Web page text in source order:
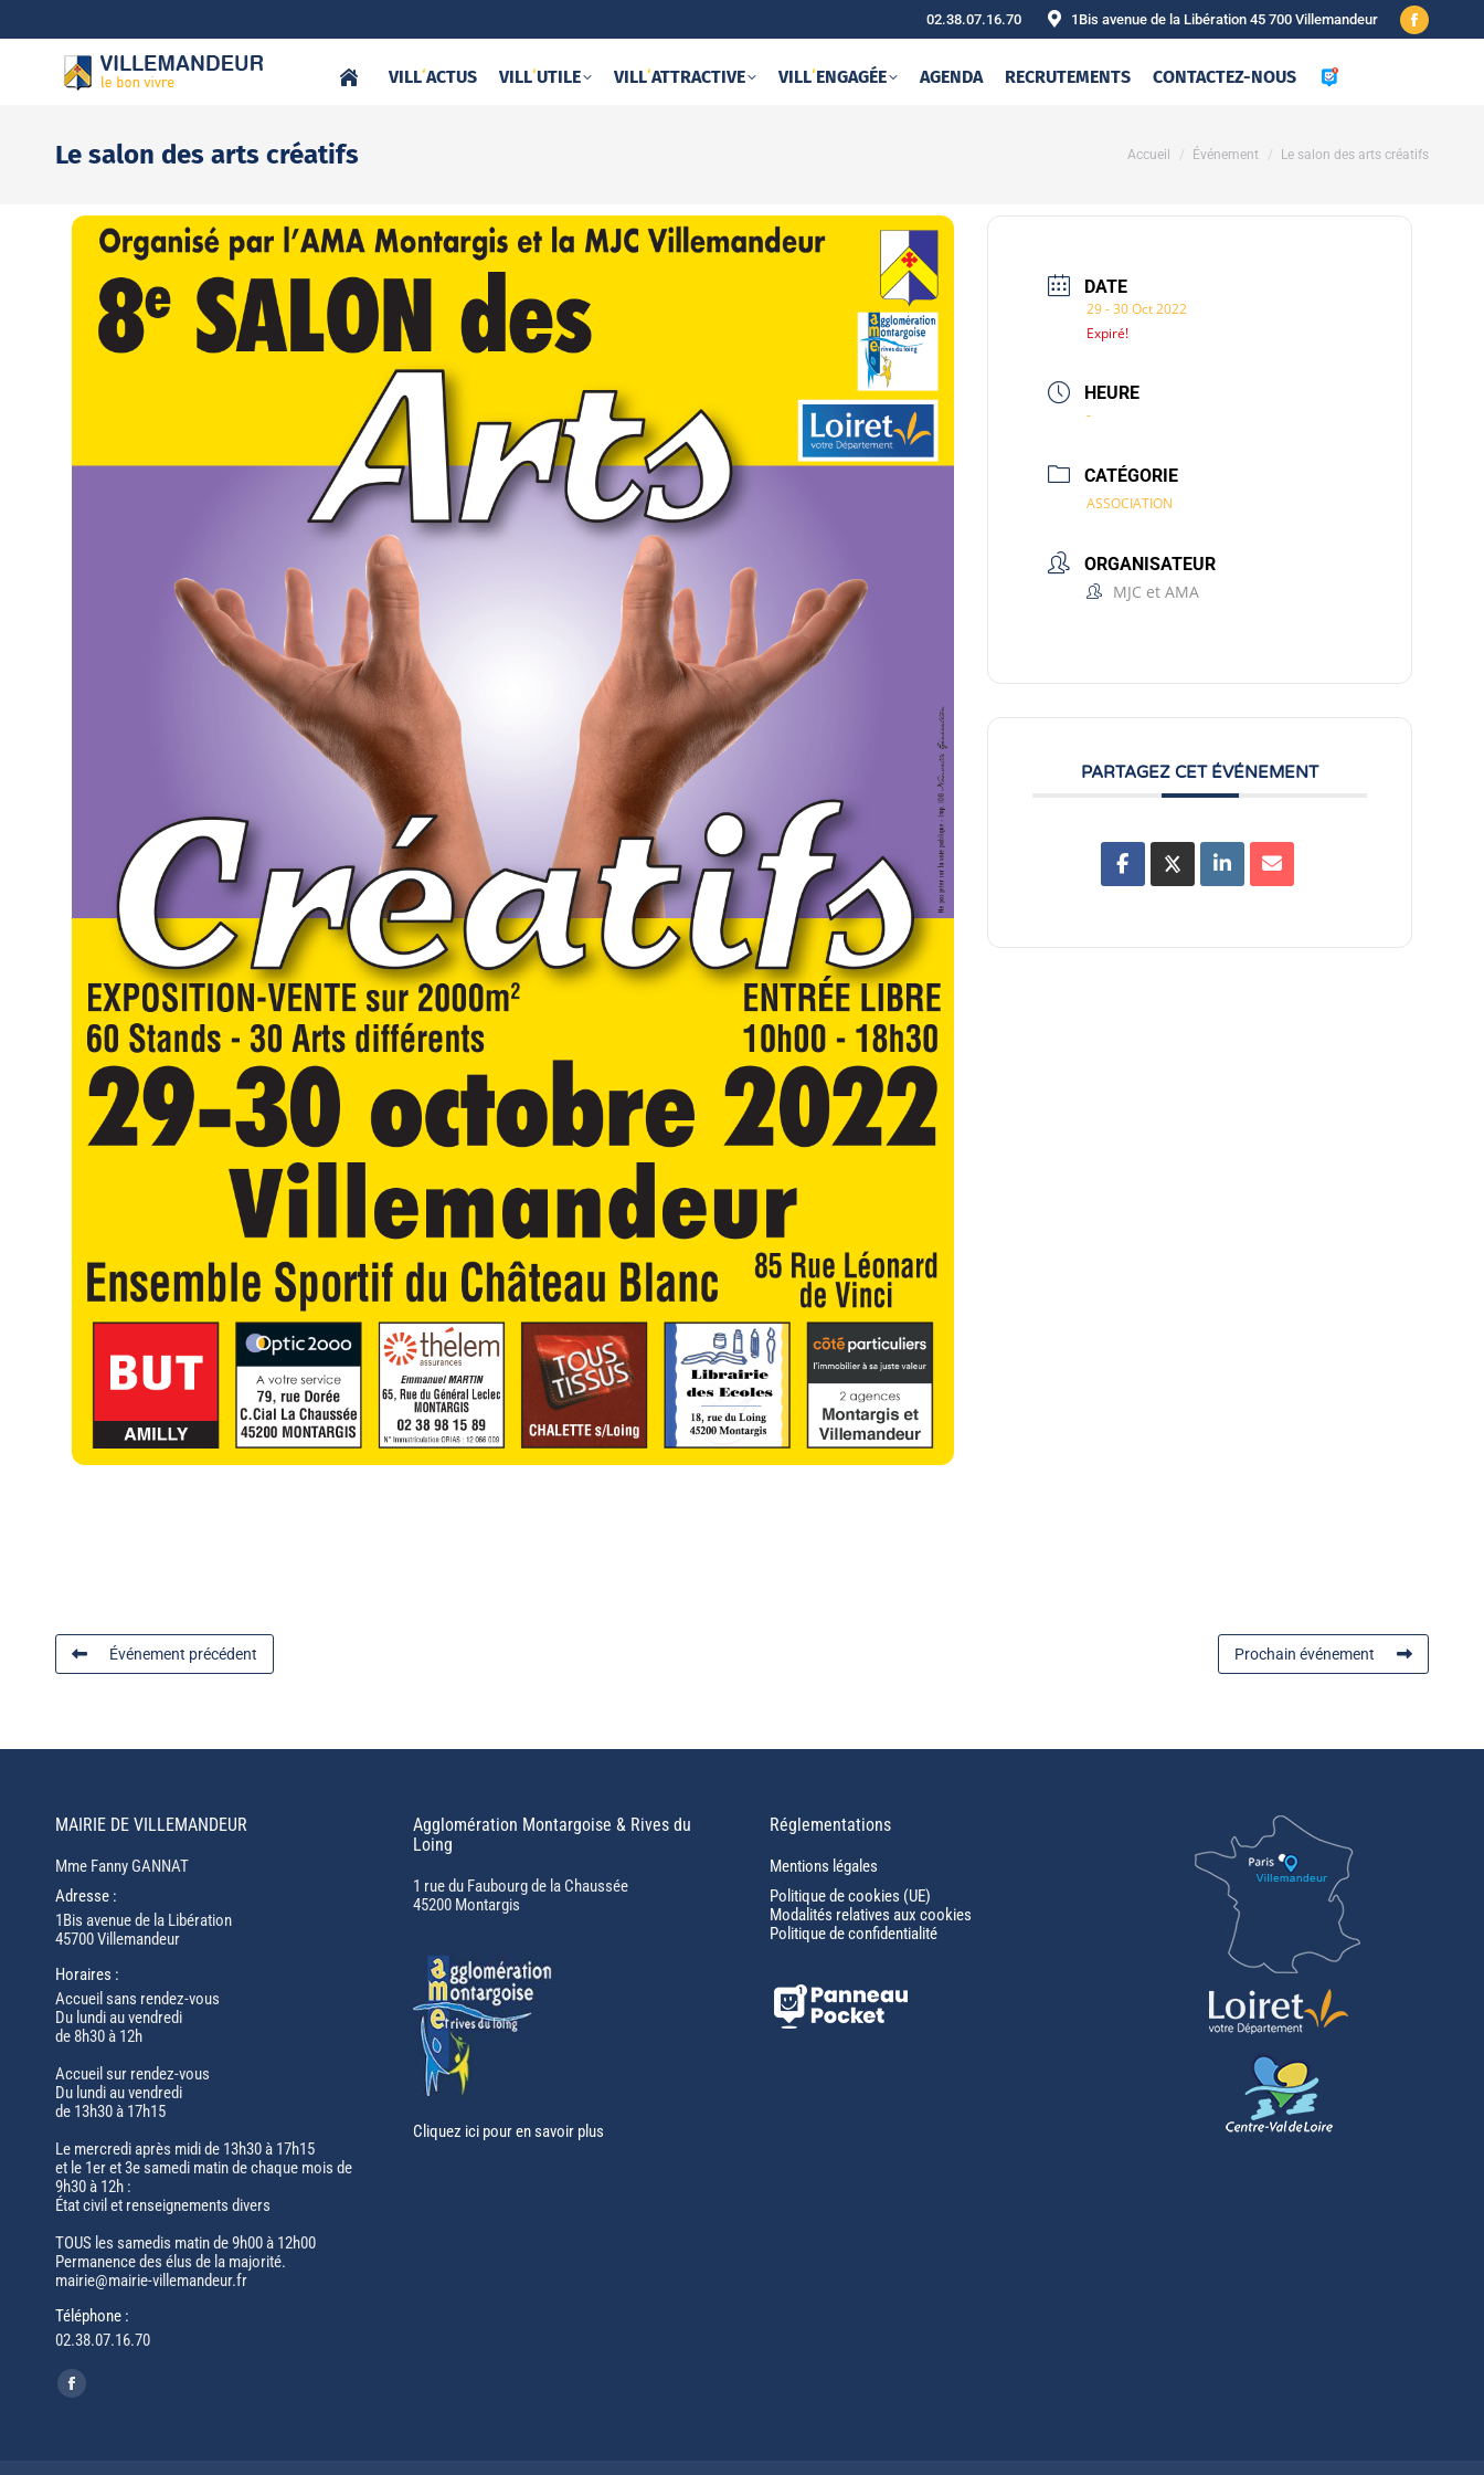
02.38.07.16.70 1Bis avenue de la Libération 45 700 Villemandeur
Facebook
new
VILL‘ACTUS VILL‘UTILE VILL‘ATTRACTIVE VILL‘ENGAGÉE AGENDA RECRUTEMENTS CONTACTEZ-NOUS
Le salon des arts créatifs Vous êtes ici :
Accueil Événement Le salon des arts créatifs
DATE
29 - 30 Oct 2022
Expiré!
HEURE
-
CATÉGORIE
ASSOCIATION
ORGANISATEUR
MJC et AMA
PARTAGEZ CET ÉVÉNEMENT
Événement précédent Prochain événement
MAIRIE DE VILLEMANDEUR
Mme Fanny GANNAT
Adresse :
1Bis avenue de la Libération
45700 Villemandeur
Horaires :
Accueil sans rendez-vous
Du lundi au vendredi
de 8h30 à 12h
Accueil sur rendez-vous
Du lundi au vendredi
de 13h30 à 17h15
Le mercredi après midi de 13h30 à 17h15
et le 1er et 3e samedi matin de chaque mois de
9h30 à 12h :
État civil et renseignements divers
TOUS les samedis matin de 9h00 à 12h00
Permanence des élus de la majorité.
mairie@mairie-villemandeur.fr
Téléphone :
02.38.07.16.70
Trouvez nous sur :
Facebook
Agglomération Montargoise & Rives du
Loing
1 rue du Faubourg de la Chaussée
45200 Montargis
Cliquez ici pour en savoir plus
Réglementations
Mentions légales
Politique de cookies (UE)
Modalités relatives aux cookies
Politique de confidentialité